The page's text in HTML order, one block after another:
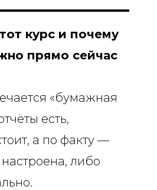
курс и почему
прямо сейчас
«бумажная
есть,
а по факту —
либо